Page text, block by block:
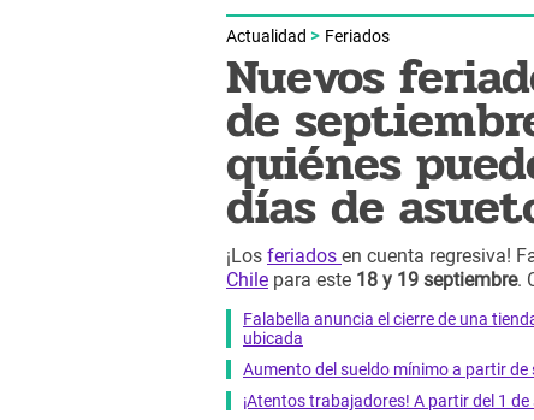
Actualidad Feriados
Nuevos
de
quiénes
días de
¡Los feriados en cuenta regresiva!
Chile para este 18 y 19 septiembre.
Falabella anuncia el cierre de una
ubicada
Aumento del sueldo mínimo a partir de
¡Atentos trabajadores! A partir del 1